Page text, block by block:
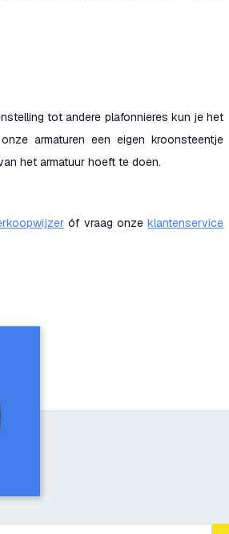
tot andere plafonnieres kun je het
armaturen een eigen kroonsteentje
het armatuur hoeft te doen.
óf vraag onzeklantenservice